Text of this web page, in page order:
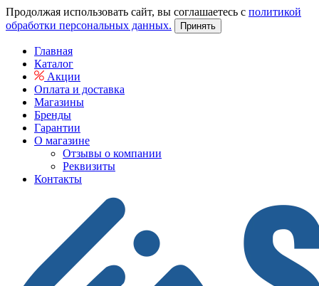
Продолжая использовать сайт, вы соглашаетесь с политикой
обработки персональных данных.
Принять
Главная
Каталог
Акции
Оплата и доставка
Магазины
Бренды
Гарантии
О магазине
Отзывы о компании
Реквизиты
Контакты